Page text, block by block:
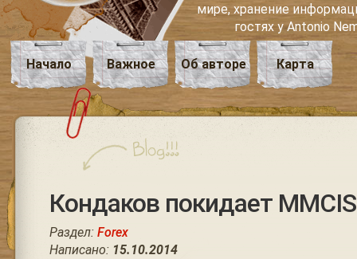
мире, хранение
гостях у Antonio
Начало Важное Об авторе Карта
Кондаков покидает MMCIS
Раздел: Forex
Написано: 15.10.2014